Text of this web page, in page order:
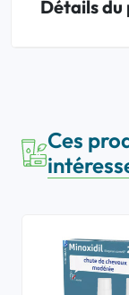
Détails
Ces